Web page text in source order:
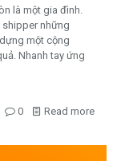
là một gia đình.
shipper những
một cộng
Nhanh tay ứng
0 Read more